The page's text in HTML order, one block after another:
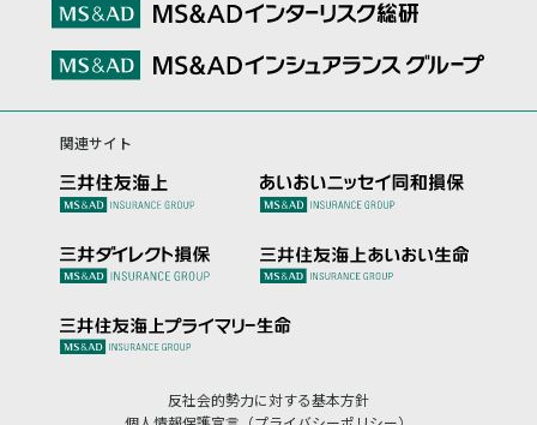
関連サイト
反社会的勢力に対する基本方針